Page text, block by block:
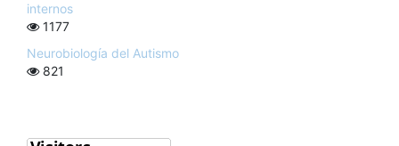
internos
1177
Neurobiología del Autismo
821